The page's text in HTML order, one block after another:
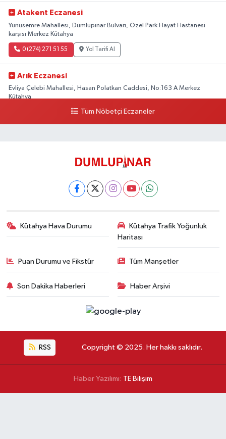
Atakent Eczanesi
Yunusemre Mahallesi, Dumlupınar Bulvarı, Özel Park Hayat Hastanesi
karşısı Merkez Kütahya
0 (274) 271 51 55 Yol Tarifi Al
Arık Eczanesi
Evliya Çelebi Mahallesi, Hasan Polatkan Caddesi, No:163 A Merkez
Kütahya
Yol Tarifi Al
Tüm Nöbetçi Eczaneler
Kütahya Hava Durumu
Kütahya Trafik Yoğunluk
Haritası
Puan Durumu ve Fikstür Tüm Manşetler
Son Dakika Haberleri Haber Arşivi
RSS Copyright © 2025. Her hakkı saklıdır.
Haber Yazılımı: TE Bilişim